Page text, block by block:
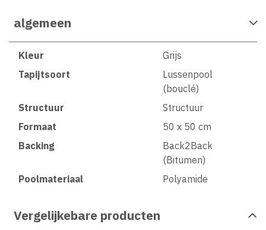
algemeen
Kleur
Grijs
Tapijtsoort
Lussenpool
(bouclé)
Structuur
Structuur
Formaat
50 x 50 cm
Backing
Back2Back
(Bitumen)
Poolmateriaal
Polyamide
Vergelijkebare producten